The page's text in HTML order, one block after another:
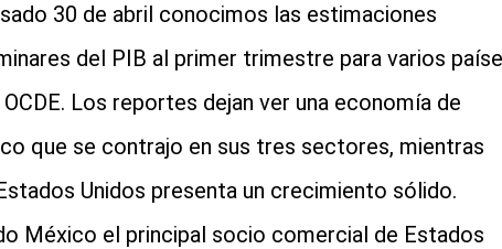
whatsapp
30 de abril conocimos las estimaciones
del PIB al primer trimestre para varios
OCDE. Los reportes dejan ver una economía de
que se contrajo en sus tres sectores, mientras
Unidos presenta un crecimiento sólido.
México el principal socio comercial de Estados